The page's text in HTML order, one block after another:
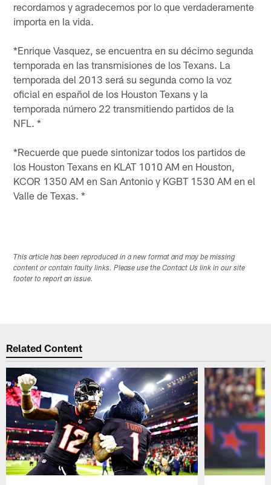
recordamos y agradecemos por lo que verdaderamente
importa en la vida.
*Enrique Vasquez, se encuentra en su décimo segunda
temporada en las transmisiones de los Texans. La
temporada del 2013 será su segunda como la voz
oficial en español de los Houston Texans y la
temporada número 22 transmitiendo partidos de la
NFL. *
*Recuerde que puede sintonizar todos los partidos de
los Houston Texans en KLAT 1010 AM en Houston,
KCOR 1350 AM en San Antonio y KGBT 1530 AM en el
Valle de Texas. *
This article has been reproduced in a new format and may be missing
content or contain faulty links. Please use the Contact Us link in our site
footer to report an issue.
Related Content